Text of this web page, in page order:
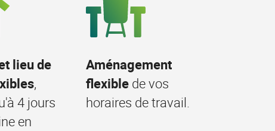
lieu de
,
4 jours
en
Aménagement
flexible de vos
horaires de travail.